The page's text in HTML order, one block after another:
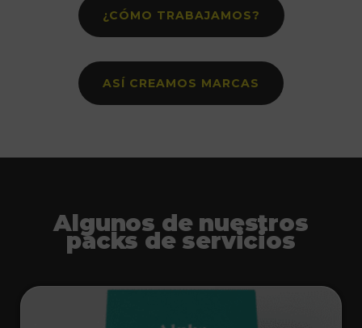
¿CÓMO TRABAJAMOS?
ASÍ CREAMOS MARCAS
Algunos de nuestros
packs de servicios